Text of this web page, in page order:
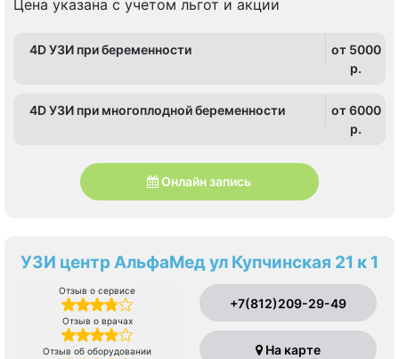
Цена указана с учетом льгот и акции
4D УЗИ при беременности
от 5000
p.
4D УЗИ при многоплодной беременности
от 6000
p.
Онлайн запись
УЗИ центр АльфаМед ул Купчинская 21 к 1
Отзыв о сервисе
Отзыв о врачах
Отзыв об оборудовании
+7(812)209-29-49
На карте